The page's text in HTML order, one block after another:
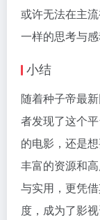
或许无法在主
一样的思考与
小结
随着种子帝最
者发现了这个
的电影，还是
丰富的资源和
与实用，更凭
度，成为了影